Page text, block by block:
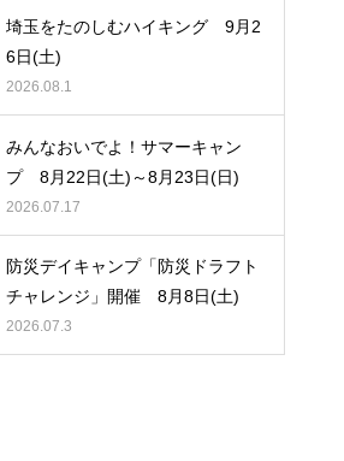
埼玉をたのしむハイキング 9月2
6日(土)
2026.08.1
みんなおいでよ！サマーキャン
プ 8月22日(土)～8月23日(日)
2026.07.17
防災デイキャンプ「防災ドラフト
チャレンジ」開催 8月8日(土)
2026.07.3